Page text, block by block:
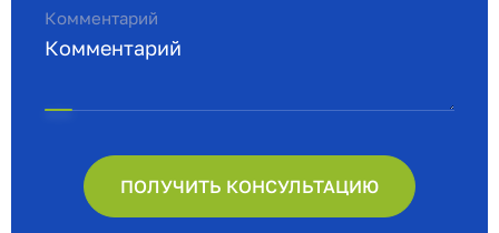
Комментарий
ПОЛУЧИТЬ КОНСУЛЬТАЦИЮ